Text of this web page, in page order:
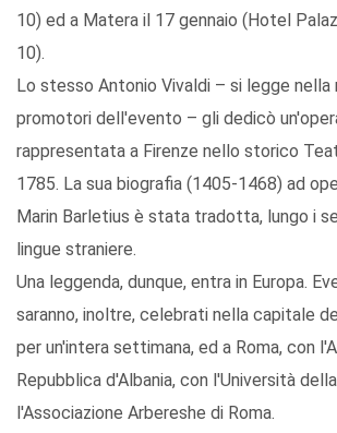
10) ed a Matera il 17 gennaio (Hotel
10).
Lo stesso Antonio Vivaldi – si legge nella
promotori dell'evento – gli dedicò
rappresentata a Firenze nello storico
1785. La sua biografia (1405-1468) ad
Marin Barletius è stata tradotta, lungo i
lingue straniere.
Una leggenda, dunque, entra in Europa.
saranno, inoltre, celebrati nella capitale
per un'intera settimana, ed a Roma, con
Repubblica d'Albania, con l'Università
l'Associazione Arbereshe di Roma.